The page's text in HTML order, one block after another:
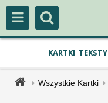
KARTKI TEKSTY
Wszystkie Kartki